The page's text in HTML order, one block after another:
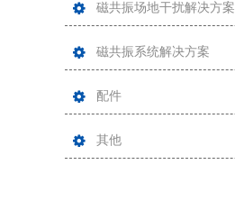
磁共振场地干扰解决方案
磁共振系统解决方案
配件
其他